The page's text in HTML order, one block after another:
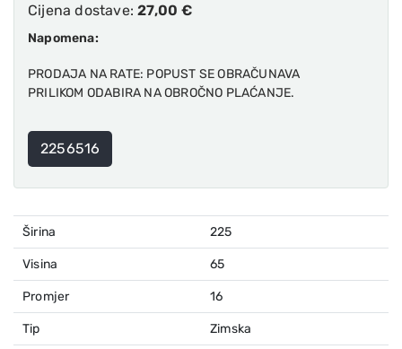
Cijena dostave:27,00 €
Napomena:
PRODAJA NA RATE: POPUST SE OBRAČUNAVA
PRILIKOM ODABIRA NA OBROČNO PLAĆANJE.
2256516
Širina 225
Visina 65
Promjer 16
Tip Zimska